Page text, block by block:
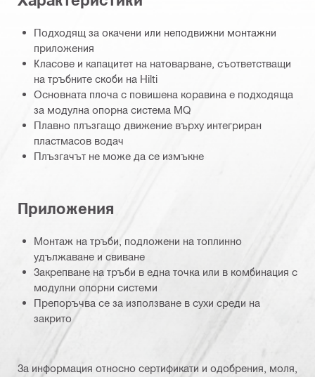
Подходящ за окачени или неподвижни монтажни
приложения
Класове и капацитет на натоварване, съответстващи
на тръбните скоби на Hilti
Основната плоча с повишена коравина е подходяща
за модулна опорна система MQ
Плавно плъзгащо движение върху интегриран
пластмасов водач
Плъзгачът не може да се измъкне
Приложения
Монтаж на тръби, подложени на топлинно
удължаване и свиване
Закрепване на тръби в една точка или в комбинация с
модулни опорни системи
Препоръчва се за използване в сухи среди на
закрито
За информация относно сертификати и одобрения, моля,